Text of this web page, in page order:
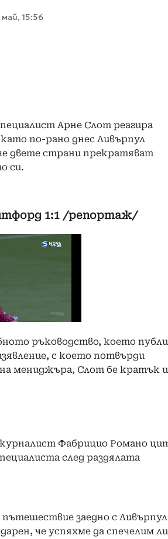
май, 15:56
Арне Слот реагира
по-рано днес Ливърпул
двете страни прекратяват
си.
1:1 /репортаж/
ръководство, което
с което потвърди
мениджъра, Слот бе кратък и
Фабрицио Романо
след раздялата
заедно с
че успяхме да спечелим